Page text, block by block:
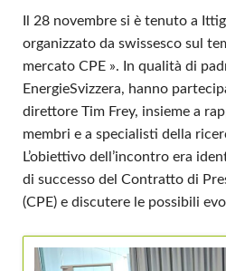
Il 28 novembre si è tenuto a
organizzato da swissesco sul
mercato CPE ». In qualità di
EnergieSvizzera, hanno
direttore Tim Frey, insieme a
membri e a specialisti della
L’obiettivo dell’incontro era
di successo del Contratto di
(CPE) e discutere le possibili